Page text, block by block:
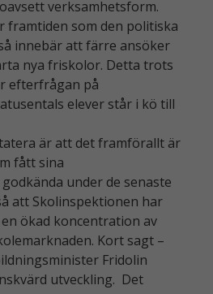
verksamhetsform.
framtiden som den politiska
innebär att färre ansöker
nya friskolor. Detta trots
efterfrågan på
elever står i kö till
är att det framförallt är
fått sina
under de senaste
att Skolinspektionen har
ökad koncentration av
Kort sagt –
Fridolin
utveckling. Det